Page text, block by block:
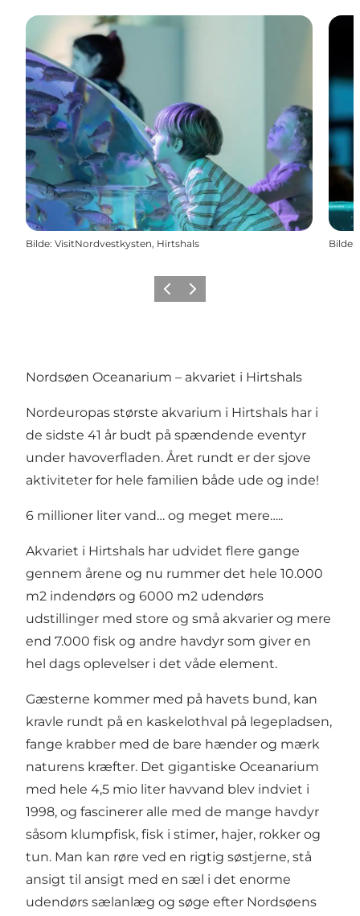
Bilde: VisitNordvestkysten, Hirtshals Bilde:
ForrigeNeste
Nordsøen Oceanarium – akvariet i Hirtshals
Nordeuropas største akvarium i Hirtshals har i
de sidste 41 år budt på spændende eventyr
under havoverfladen. Året rundt er der sjove
aktiviteter for hele familien både ude og inde!
6 millioner liter vand… og meget mere…..
Akvariet i Hirtshals har udvidet flere gange
gennem årene og nu rummer det hele 10.000
m2 indendørs og 6000 m2 udendørs
udstillinger med store og små akvarier og mere
end 7.000 fisk og andre havdyr som giver en
hel dags oplevelser i det våde element.
Gæsterne kommer med på havets bund, kan
kravle rundt på en kaskelothval på legepladsen,
fange krabber med de bare hænder og mærk
naturens kræfter. Det gigantiske Oceanarium
med hele 4,5 mio liter havvand blev indviet i
1998, og fascinerer alle med de mange havdyr
såsom klumpfisk, fisk i stimer, hajer, rokker og
tun. Man kan røre ved en rigtig søstjerne, stå
ansigt til ansigt med en sæl i det enorme
udendørs sælanlæg og søge efter Nordsøens